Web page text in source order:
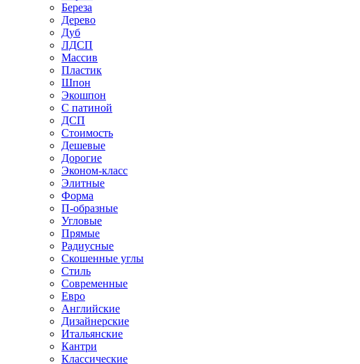
Береза
Дерево
Дуб
ЛДСП
Массив
Пластик
Шпон
Экошпон
С патиной
ДСП
Стоимость
Дешевые
Дорогие
Эконом-класс
Элитные
Форма
П-образные
Угловые
Прямые
Радиусные
Скошенные углы
Стиль
Современные
Евро
Английские
Дизайнерские
Итальянские
Кантри
Классические